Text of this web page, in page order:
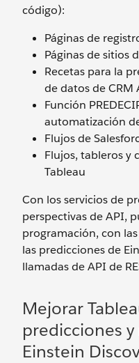
código):
Páginas de
Páginas de sitios
Recetas para la
de datos de CRM
Función
automatización
Flujos de
Flujos, tableros y
Tableau
Con los servicios de
perspectivas de API,
programación, con
las predicciones de
llamadas de API de
Mejorar
predicciones
Einstein